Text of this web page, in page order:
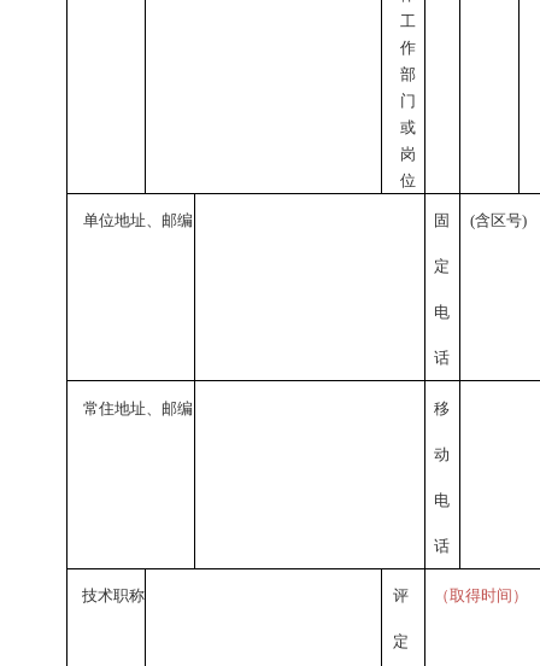
工
作
部
门
或
岗
位
单位地址、邮编 固
定
电
话
(含区号)
常住地址、邮编 移
动
电
话
技术职称 评
定
（取得时间）